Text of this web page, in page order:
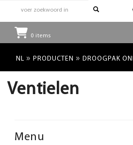
0 items
NL » PRODUCTEN » DROOGPAK
Ventielen
Menu